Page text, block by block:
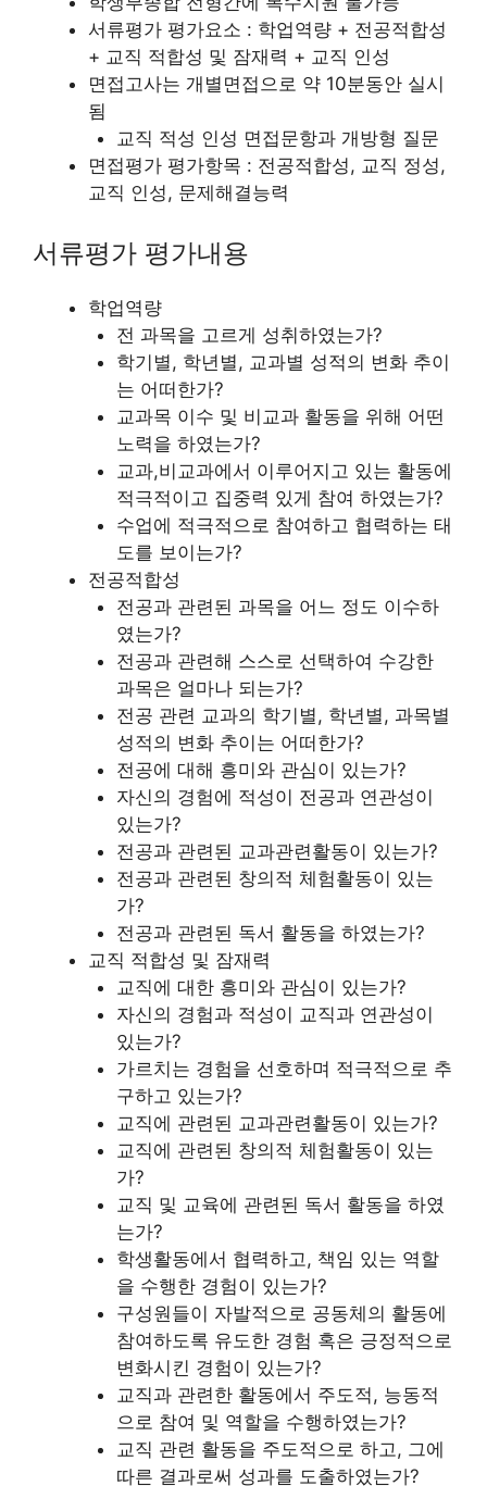
서류평가 평가요소 : 학업역량 + 전공적합성
+ 교직 적합성 및 잠재력 + 교직 인성
면접고사는 개별면접으로 약 10분동안 실시
됨
교직 적성 인성 면접문항과 개방형 질문
면접평가 평가항목 : 전공적합성, 교직 정성,
교직 인성, 문제해결능력
서류평가 평가내용
학업역량
전 과목을 고르게 성취하였는가?
학기별, 학년별, 교과별 성적의 변화 추이
는 어떠한가?
교과목 이수 및 비교과 활동을 위해 어떤
노력을 하였는가?
교과,비교과에서 이루어지고 있는 활동에
적극적이고 집중력 있게 참여 하였는가?
수업에 적극적으로 참여하고 협력하는 태
도를 보이는가?
전공적합성
전공과 관련된 과목을 어느 정도 이수하
였는가?
전공과 관련해 스스로 선택하여 수강한
과목은 얼마나 되는가?
전공 관련 교과의 학기별, 학년별, 과목별
성적의 변화 추이는 어떠한가?
전공에 대해 흥미와 관심이 있는가?
자신의 경험에 적성이 전공과 연관성이
있는가?
전공과 관련된 교과관련활동이 있는가?
전공과 관련된 창의적 체험활동이 있는
가?
전공과 관련된 독서 활동을 하였는가?
교직 적합성 및 잠재력
교직에 대한 흥미와 관심이 있는가?
자신의 경험과 적성이 교직과 연관성이
있는가?
가르치는 경험을 선호하며 적극적으로 추
구하고 있는가?
교직에 관련된 교과관련활동이 있는가?
교직에 관련된 창의적 체험활동이 있는
가?
교직 및 교육에 관련된 독서 활동을 하였
는가?
학생활동에서 협력하고, 책임 있는 역할
을 수행한 경험이 있는가?
구성원들이 자발적으로 공동체의 활동에
참여하도록 유도한 경험 혹은 긍정적으로
변화시킨 경험이 있는가?
교직과 관련한 활동에서 주도적, 능동적
으로 참여 및 역할을 수행하였는가?
교직 관련 활동을 주도적으로 하고, 그에
따른 결과로써 성과를 도출하였는가?